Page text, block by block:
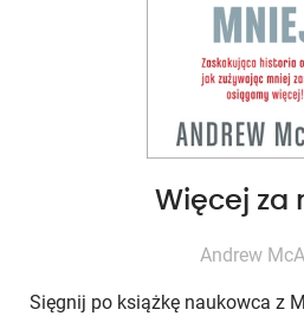
Więcej za
Andrew
Sięgnij po książkę naukowca z